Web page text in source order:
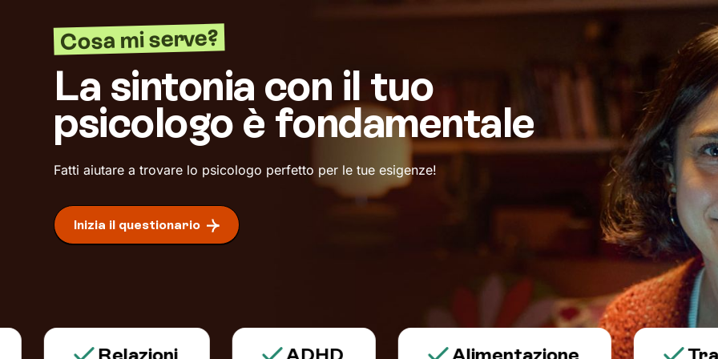
Cosa mi serve?
La sintonia con il tuo
psicologo è fondamentale
Fatti aiutare a trovare lo psicologo perfetto per le tue esigenze!
Inizia il questionario